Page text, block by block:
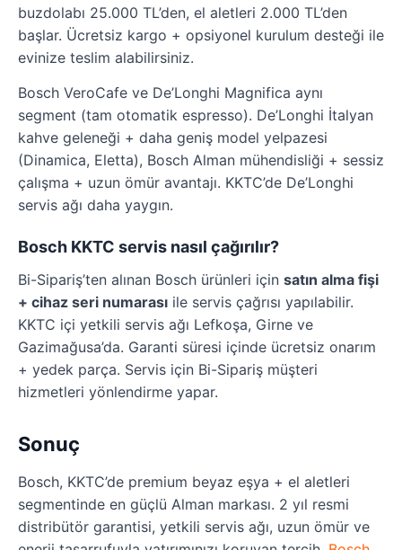
buzdolabı 25.000 TL’den, el aletleri 2.000 TL’den
başlar. Ücretsiz kargo + opsiyonel kurulum desteği ile
evinize teslim alabilirsiniz.
Bosch VeroCafe ve De’Longhi Magnifica aynı
segment (tam otomatik espresso). De’Longhi İtalyan
kahve geleneği + daha geniş model yelpazesi
(Dinamica, Eletta), Bosch Alman mühendisliği + sessiz
çalışma + uzun ömür avantajı. KKTC’de De’Longhi
servis ağı daha yaygın.
Bosch KKTC servis nasıl çağırılır?
Bi-Sipariş’ten alınan Bosch ürünleri için satın alma fişi
+ cihaz seri numarası ile servis çağrısı yapılabilir.
KKTC içi yetkili servis ağı Lefkoşa, Girne ve
Gazimağusa’da. Garanti süresi içinde ücretsiz onarım
+ yedek parça. Servis için Bi-Sipariş müşteri
hizmetleri yönlendirme yapar.
Sonuç
Bosch, KKTC’de premium beyaz eşya + el aletleri
segmentinde en güçlü Alman markası. 2 yıl resmi
distribütör garantisi, yetkili servis ağı, uzun ömür ve